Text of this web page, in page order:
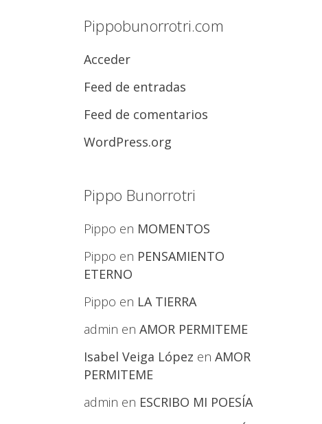
Pippobunorrotri.com
Acceder
Feed de entradas
Feed de comentarios
WordPress.org
Pippo Bunorrotri
Pippo en MOMENTOS
Pippo en PENSAMIENTO
ETERNO
Pippo en LA TIERRA
admin en AMOR PERMITEME
Isabel Veiga López en AMOR
PERMITEME
admin en ESCRIBO MI POESÍA